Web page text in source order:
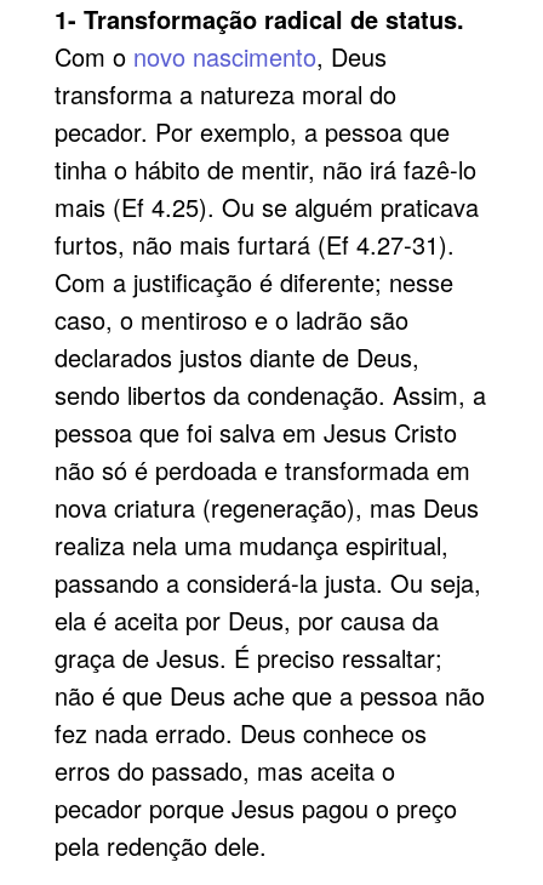
1- Transformação radical de status.
Com o novo nascimento, Deus
transforma a natureza moral do
pecador. Por exemplo, a pessoa que
tinha o hábito de mentir, não irá fazê-lo
mais (Ef 4.25). Ou se alguém praticava
furtos, não mais furtará (Ef 4.27-31).
Com a justificação é diferente; nesse
caso, o mentiroso e o ladrão são
declarados justos diante de Deus,
sendo libertos da condenação. Assim, a
pessoa que foi salva em Jesus Cristo
não só é perdoada e transformada em
nova criatura (regeneração), mas Deus
realiza nela uma mudança espiritual,
passando a considerá-la justa. Ou seja,
ela é aceita por Deus, por causa da
graça de Jesus. É preciso ressaltar;
não é que Deus ache que a pessoa não
fez nada errado. Deus conhece os
erros do passado, mas aceita o
pecador porque Jesus pagou o preço
pela redenção dele.